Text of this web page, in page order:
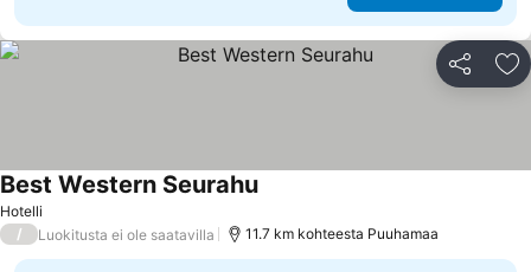
Jaa
Hotelli
Best Western SeurahuKatso hinnat
/ Luokitusta ei ole saatavilla 11.7 km kohteesta Puuhamaa